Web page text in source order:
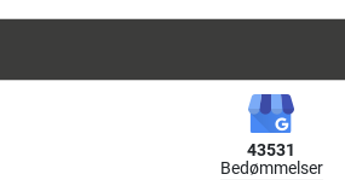
43531
Bedømmelser